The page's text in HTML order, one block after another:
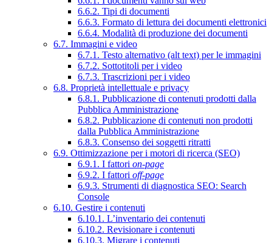
6.6.2. Tipi di documenti
6.6.3. Formato di lettura dei documenti elettronici
6.6.4. Modalità di produzione dei documenti
6.7. Immagini e video
6.7.1. Testo alternativo (alt text) per le immagini
6.7.2. Sottotitoli per i video
6.7.3. Trascrizioni per i video
6.8. Proprietà intellettuale e privacy
6.8.1. Pubblicazione di contenuti prodotti dalla
Pubblica Amministrazione
6.8.2. Pubblicazione di contenuti non prodotti
dalla Pubblica Amministrazione
6.8.3. Consenso dei soggetti ritratti
6.9. Ottimizzazione per i motori di ricerca (SEO)
6.9.1. I fattori on-page
6.9.2. I fattori off-page
6.9.3. Strumenti di diagnostica SEO: Search
Console
6.10. Gestire i contenuti
6.10.1. L’inventario dei contenuti
6.10.2. Revisionare i contenuti
6.10.3. Migrare i contenuti